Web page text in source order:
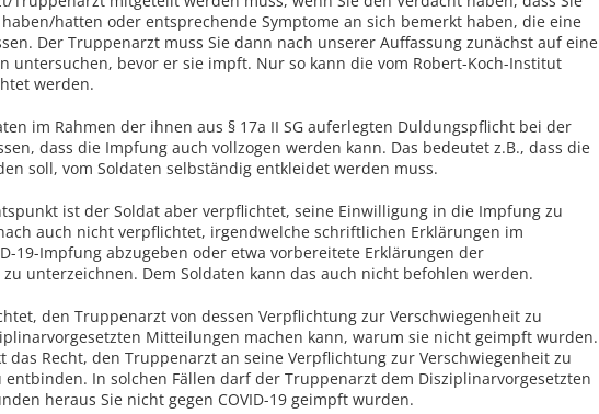
hatten oder entsprechende Symptome an sich bemerkt haben, die eine
Der Truppenarzt muss Sie dann nach unserer Auffassung zunächst auf eine
untersuchen, bevor er sie impft. Nur so kann die vom Robert-Koch-Institut
werden.
im Rahmen der ihnen aus § 17a II SG auferlegten Duldungspflicht bei der
dass die Impfung auch vollzogen werden kann. Das bedeutet z.B., dass die
soll, vom Soldaten selbständig entkleidet werden muss.
ist der Soldat aber verpflichtet, seine Einwilligung in die Impfung zu
auch nicht verpflichtet, irgendwelche schriftlichen Erklärungen im
19-Impfung abzugeben oder etwa vorbereitete Erklärungen der
unterzeichnen. Dem Soldaten kann das auch nicht befohlen werden.
den Truppenarzt von dessen Verpflichtung zur Verschwiegenheit zu
Mitteilungen machen kann, warum sie nicht geimpft wurden.
das Recht, den Truppenarzt an seine Verpflichtung zur Verschwiegenheit zu
In solchen Fällen darf der Truppenarzt dem Disziplinarvorgesetzten
heraus Sie nicht gegen COVID-19 geimpft wurden.